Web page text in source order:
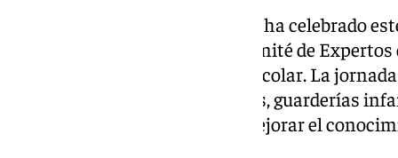
El Colegio de Médicos de Sevilla ha celebrado
científica, organizada por el Comité de
ocasión a la diabetes en edad escolar. La
asociaciones de padres, colegios, guarderías
sanitarios, con el objetivo de mejorar el